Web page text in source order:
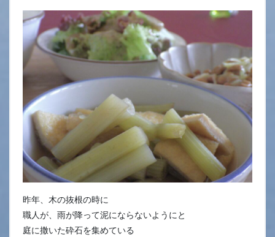
昨年、木の抜根の時に
職人が、雨が降って泥にならないようにと
庭に撒いた砕石を集めている